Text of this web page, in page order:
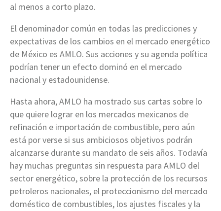
al menos a corto plazo.
El denominador común en todas las predicciones y
expectativas de los cambios en el mercado energético
de México es AMLO. Sus acciones y su agenda política
podrían tener un efecto dominó en el mercado
nacional y estadounidense.
Hasta ahora, AMLO ha mostrado sus cartas sobre lo
que quiere lograr en los mercados mexicanos de
refinación e importación de combustible, pero aún
está por verse si sus ambiciosos objetivos podrán
alcanzarse durante su mandato de seis años. Todavía
hay muchas preguntas sin respuesta para AMLO del
sector energético, sobre la protección de los recursos
petroleros nacionales, el proteccionismo del mercado
doméstico de combustibles, los ajustes fiscales y la